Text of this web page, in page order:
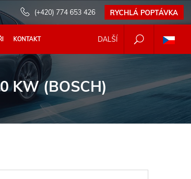
(+420) 774 653 426 RYCHLÁ POPTÁVKA
DALŠÍ
KONTAKT
KW (BOSCH)